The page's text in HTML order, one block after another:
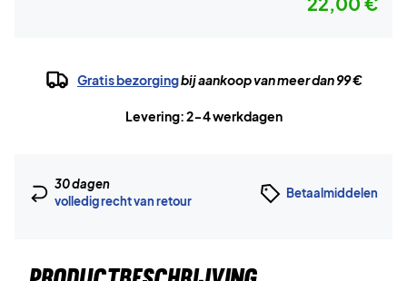
Gratis bezorgingbij aankoop van meer dan 99 €
Levering: 2-4 werkdagen
30 dagen
volledig recht van retour
Betaalmiddelen